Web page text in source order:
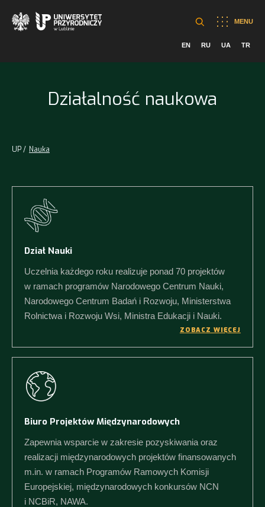
MENU
EN RU UA TR
Działalność naukowa
UP Nauka
Dział Nauki
Uczelnia każdego roku realizuje ponad 70 projektów
w ramach programów Narodowego Centrum Nauki,
Narodowego Centrum Badań i Rozwoju, Ministerstwa
Rolnictwa i Rozwoju Wsi, Ministra Edukacji i Nauki.
ZOBACZ WIĘCEJ
Biuro Projektów Międzynarodowych
Zapewnia wsparcie w zakresie pozyskiwania oraz
realizacji międzynarodowych projektów finansowanych
m.in. w ramach Programów Ramowych Komisji
Europejskiej, międzynarodowych konkursów NCN
i NCBiR, NAWA.